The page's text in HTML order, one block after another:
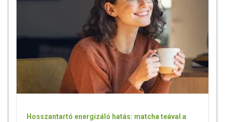
Hosszantartó energizáló hatás: matcha teával a